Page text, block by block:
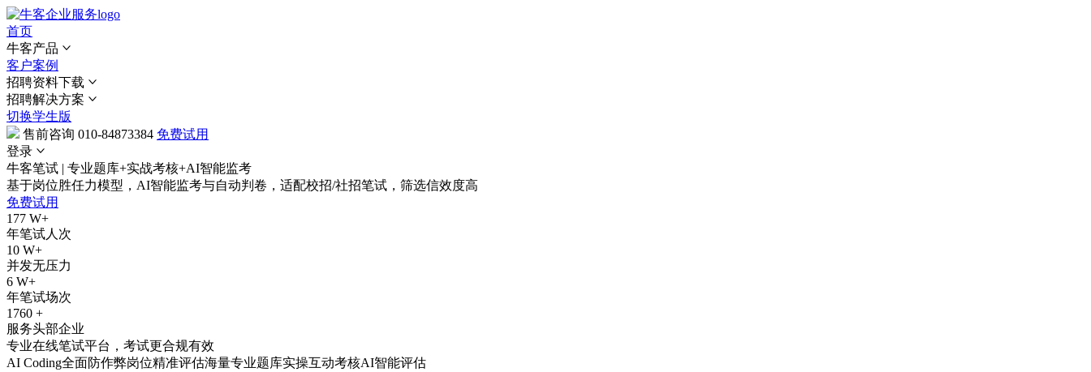
首页
牛客产品
客户案例
招聘资料下载
招聘解决方案
切换学生版
售前咨询 010-84873384 免费试用
登录
牛客笔试 | 专业题库+实战考核+AI智能监考
基于岗位胜任力模型，AI智能监考与自动判卷，适配校招/社招笔试，筛选信效度高
免费试用
177 W+
年笔试人次
10 W+
并发无压力
6 W+
年笔试场次
1760 +
服务头部企业
专业在线笔试平台，考试更合规有效
AI Coding全面防作弊岗位精准评估海量专业题库实操互动考核AI智能评估